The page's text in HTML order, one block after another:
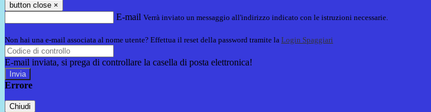
button close ×
E-mail Verrà inviato un messaggio all'indirizzo indicato con le istruzioni necessarie.
Non hai una e-mail associata al nome utente? Effettua il reset della password tramite la Login Spaggiari
E-mail inviata, si prega di controllare la casella di posta elettronica!
Errore
Chiudi